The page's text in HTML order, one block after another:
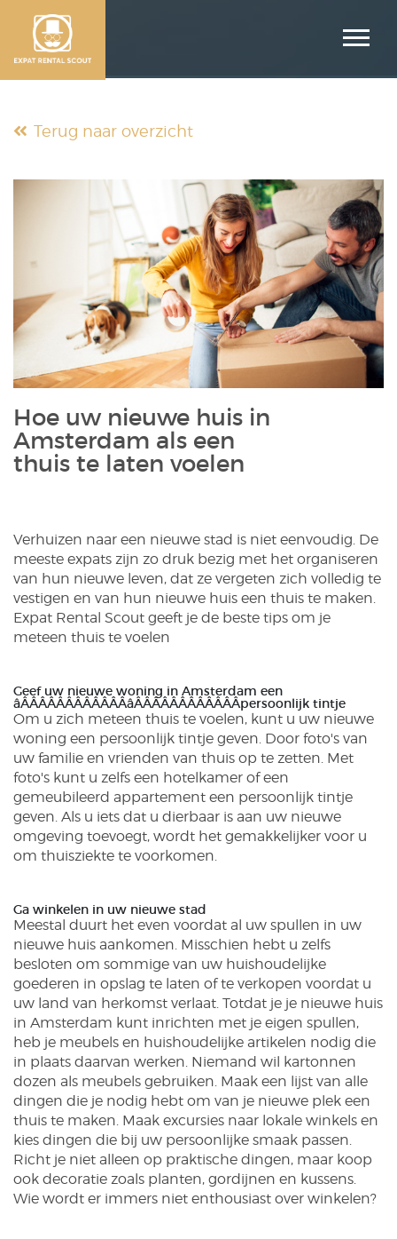
Terug naar overzicht
Hoe uw nieuwe huis in
Amsterdam als een
thuis te laten voelen
Verhuizen naar een nieuwe stad is niet eenvoudig. De
meeste expats zijn zo druk bezig met het organiseren
van hun nieuwe leven, dat ze vergeten zich volledig te
vestigen en van hun nieuwe huis een thuis te maken.
Expat Rental Scout geeft je de beste tips om je
meteen thuis te voelen
Geef uw nieuwe woning in Amsterdam een
âÂÂÂÂÂÂÂÂÂÂÂÂâÂÂÂÂÂÂÂÂÂÂÂÂpersoonlijk tintje
Om u zich meteen thuis te voelen, kunt u uw nieuwe
woning een persoonlijk tintje geven. Door foto's van
uw familie en vrienden van thuis op te zetten. Met
foto's kunt u zelfs een hotelkamer of een
gemeubileerd appartement een persoonlijk tintje
geven. Als u iets dat u dierbaar is aan uw nieuwe
omgeving toevoegt, wordt het gemakkelijker voor u
om thuisziekte te voorkomen.
Ga winkelen in uw nieuwe stad
Meestal duurt het even voordat al uw spullen in uw
nieuwe huis aankomen. Misschien hebt u zelfs
besloten om sommige van uw huishoudelijke
goederen in opslag te laten of te verkopen voordat u
uw land van herkomst verlaat. Totdat je je nieuwe huis
in Amsterdam kunt inrichten met je eigen spullen,
heb je meubels en huishoudelijke artikelen nodig die
in plaats daarvan werken. Niemand wil kartonnen
dozen als meubels gebruiken. Maak een lijst van alle
dingen die je nodig hebt om van je nieuwe plek een
thuis te maken. Maak excursies naar lokale winkels en
kies dingen die bij uw persoonlijke smaak passen.
Richt je niet alleen op praktische dingen, maar koop
ook decoratie zoals planten, gordijnen en kussens.
Wie wordt er immers niet enthousiast over winkelen?